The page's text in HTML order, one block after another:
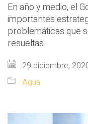
En año y medio, el
importantes
problemáticas que
resueltas.
29 diciembre,
Agua